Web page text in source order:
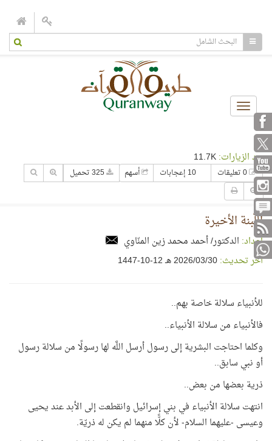
Toggle
navigation
عدد الزيارات:
10 إعجابات أسهم
اللّبنة الأخيرة
إعداد: الدكتور/ أحمد محمد زين المنّاوي
آخر تحديث:30‏/03‏/2026 هـ 12-10-1447
للأنبياء سلالة خاصة بهم..
فالأنبياء من سلالة الأنبياء..
وكلما احتاجت البشرية إلى رسول أرسل اللَّه لها رسولًا من سلالة رسول
أو نبي سابق..
ذرية بعضها من بعض..
انتهت سلالة الأنبياء في بني إسرائيل وانقطعت إلى الأبد عند يحيى
وعيسى -عليهما السلام- لأن كلًّا منهما لم يكن له ذريّة.